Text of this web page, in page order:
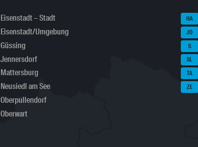
Eisenstadt – Stadt
Eisenstadt/Umgebung
Güssing
Jennersdorf
Mattersburg
Neusiedl am See
Oberpullendorf
Oberwart
HA
JO
S
SL
TA
ZE